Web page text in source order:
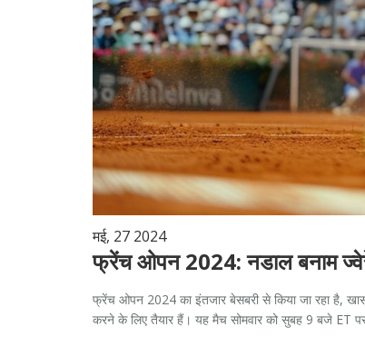
मई, 27 2024
फ्रेंच ओपन 2024: नडाल बनाम
फ्रेंच ओपन 2024 का इंतजार बेसबरी से किया जा रहा है,
करने के लिए तैयार हैं। यह मैच सोमवार को सुबह 9 बजे ET पर